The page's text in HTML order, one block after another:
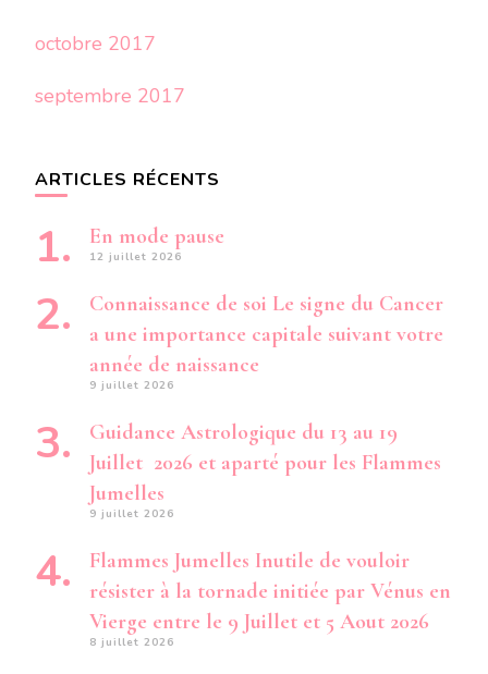
octobre 2017
septembre 2017
ARTICLES RÉCENTS
En mode pause
12 juillet 2026
Connaissance de soi Le signe du Cancer
a une importance capitale suivant votre
année de naissance
9 juillet 2026
Guidance Astrologique du 13 au 19
Juillet 2026 et aparté pour les Flammes
Jumelles
9 juillet 2026
Flammes Jumelles Inutile de vouloir
résister à la tornade initiée par Vénus en
Vierge entre le 9 Juillet et 5 Aout 2026
8 juillet 2026